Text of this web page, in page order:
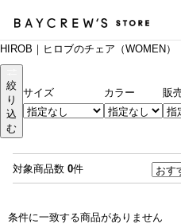
HIROB｜ヒロブのチェア（WOMEN）
絞
り
込
む
サイズ カラー 販
対象商品数 0件
条件に一致する商品がありません